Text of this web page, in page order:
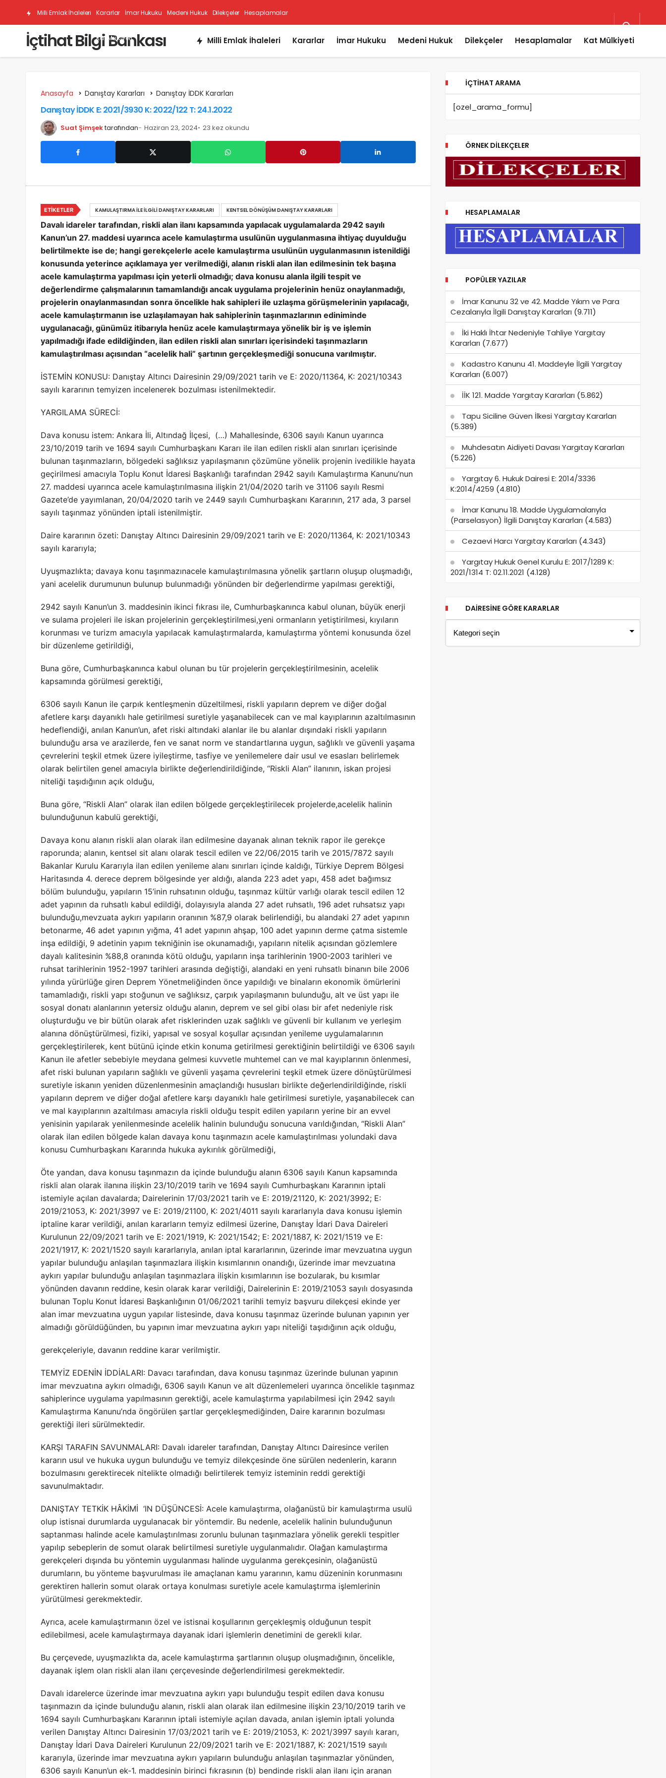
Milli Emlak İhaleleri Kararlar İmar Hukuku Medeni Hukuk Dilekçeler Hesaplamalar
Kat Mülkiyeti
İçtihat Bilgi Bankası Milli Emlak İhaleleri Kararlar İmar Hukuku Medeni Hukuk Dilekçeler Hesaplamalar Kat Mülkiyeti
Anasayfa Danıştay Kararları Danıştay İDDK Kararları
Danıştay İDDK E: 2021/3930 K: 2022/122 T: 24.1.2022
Suat Şimşektarafından Haziran 23, 2024 23 kez okundu
Davalı idareler tarafından, riskli alan ilanı kapsamında yapılacak uygulamalarda 2942 sayılı
Kanun’un 27. maddesi uyarınca acele kamulaştırma usulünün uygulanmasına ihtiyaç duyulduğu
belirtilmekte ise de; hangi gerekçelerle acele kamulaştırma usulünün uygulanmasının istenildiği
konusunda yeterince açıklamaya yer verilmediği, alanın riskli alan ilan edilmesinin tek başına
acele kamulaştırma yapılması için yeterli olmadığı; dava konusu alanla ilgili tespit ve
değerlendirme çalışmalarının tamamlandığı ancak uygulama projelerinin henüz onaylanmadığı,
projelerin onaylanmasından sonra öncelikle hak sahipleri ile uzlaşma görüşmelerinin yapılacağı,
acele kamulaştırmanın ise uzlaşılamayan hak sahiplerinin taşınmazlarının ediniminde
uygulanacağı, günümüz itibarıyla henüz acele kamulaştırmaya yönelik bir iş ve işlemin
yapılmadığı ifade edildiğinden, ilan edilen riskli alan sınırları içerisindeki taşınmazların
kamulaştırılması açısından “acelelik hali” şartının gerçekleşmediği sonucuna varılmıştır.
İSTEMİN KONUSU: Danıştay Altıncı Dairesinin 29/09/2021 tarih ve E: 2020/11364, K: 2021/10343
sayılı kararının temyizen incelenerek bozulması istenilmektedir.
YARGILAMA SÜRECİ:
Dava konusu istem: Ankara İli, Altındağ İlçesi, (…) Mahallesinde, 6306 sayılı Kanun uyarınca
23/10/2019 tarih ve 1694 sayılı Cumhurbaşkanı Kararı ile ilan edilen riskli alan sınırları içerisinde
bulunan taşınmazların, bölgedeki sağlıksız yapılaşmanın çözümüne yönelik projenin ivedilikle hayata
geçirilmesi amacıyla Toplu Konut İdaresi Başkanlığı tarafından 2942 sayılı Kamulaştırma Kanunu’nun
27. maddesi uyarınca acele kamulaştırılmasına ilişkin 21/04/2020 tarih ve 31106 sayılı Resmi
Gazete’de yayımlanan, 20/04/2020 tarih ve 2449 sayılı Cumhurbaşkanı Kararının, 217 ada, 3 parsel
sayılı taşınmaz yönünden iptali istenilmiştir.
Daire kararının özeti: Danıştay Altıncı Dairesinin 29/09/2021 tarih ve E: 2020/11364, K: 2021/10343
sayılı kararıyla;
Uyuşmazlıkta; davaya konu taşınmazınacele kamulaştırılmasına yönelik şartların oluşup oluşmadığı,
yani acelelik durumunun bulunup bulunmadığı yönünden bir değerlendirme yapılması gerektiği,
2942 sayılı Kanun’un 3. maddesinin ikinci fıkrası ile, Cumhurbaşkanınca kabul olunan, büyük enerji
ve sulama projeleri ile iskan projelerinin gerçekleştirilmesi,yeni ormanların yetiştirilmesi, kıyıların
korunması ve turizm amacıyla yapılacak kamulaştırmalarda, kamulaştırma yöntemi konusunda özel
bir düzenleme getirildiği,
Buna göre, Cumhurbaşkanınca kabul olunan bu tür projelerin gerçekleştirilmesinin, acelelik
kapsamında görülmesi gerektiği,
6306 sayılı Kanun ile çarpık kentleşmenin düzeltilmesi, riskli yapıların deprem ve diğer doğal
afetlere karşı dayanıklı hale getirilmesi suretiyle yaşanabilecek can ve mal kayıplarının azaltılmasının
hedeflendiği, anılan Kanun’un, afet riski altındaki alanlar ile bu alanlar dışındaki riskli yapıların
bulunduğu arsa ve arazilerde, fen ve sanat norm ve standartlarına uygun, sağlıklı ve güvenli yaşama
çevrelerini teşkil etmek üzere iyileştirme, tasfiye ve yenilemelere dair usul ve esasları belirlemek
olarak belirtilen genel amacıyla birlikte değerlendirildiğinde, “Riskli Alan” ilanının, iskan projesi
niteliği taşıdığının açık olduğu,
Buna göre, “Riskli Alan” olarak ilan edilen bölgede gerçekleştirilecek projelerde,acelelik halinin
bulunduğunun kabulü gerektiği,
Davaya konu alanın riskli alan olarak ilan edilmesine dayanak alınan teknik rapor ile gerekçe
raporunda; alanın, kentsel sit alanı olarak tescil edilen ve 22/06/2015 tarih ve 2015/7872 sayılı
Bakanlar Kurulu Kararıyla ilan edilen yenileme alanı sınırları içinde kaldığı, Türkiye Deprem Bölgesi
Haritasında 4. derece deprem bölgesinde yer aldığı, alanda 223 adet yapı, 458 adet bağımsız
bölüm bulunduğu, yapıların 15’inin ruhsatının olduğu, taşınmaz kültür varlığı olarak tescil edilen 12
adet yapının da ruhsatlı kabul edildiği, dolayısıyla alanda 27 adet ruhsatlı, 196 adet ruhsatsız yapı
bulunduğu,mevzuata aykırı yapıların oranının %87,9 olarak belirlendiği, bu alandaki 27 adet yapının
betonarme, 46 adet yapının yığma, 41 adet yapının ahşap, 100 adet yapının derme çatma sistemle
inşa edildiği, 9 adetinin yapım tekniğinin ise okunamadığı, yapıların nitelik açısından gözlemlere
dayalı kalitesinin %88,8 oranında kötü olduğu, yapıların inşa tarihlerinin 1900-2003 tarihleri ve
ruhsat tarihlerinin 1952-1997 tarihleri arasında değiştiği, alandaki en yeni ruhsatlı binanın bile 2006
yılında yürürlüğe giren Deprem Yönetmeliğinden önce yapıldığı ve binaların ekonomik ömürlerini
tamamladığı, riskli yapı stoğunun ve sağlıksız, çarpık yapılaşmanın bulunduğu, alt ve üst yapı ile
sosyal donatı alanlarının yetersiz olduğu alanın, deprem ve sel gibi olası bir afet nedeniyle risk
oluşturduğu ve bir bütün olarak afet risklerinden uzak sağlıklı ve güvenli bir kullanım ve yerleşim
alanına dönüştürülmesi, fiziki, yapısal ve sosyal koşullar açısından yenileme uygulamalarının
gerçekleştirilerek, kent bütünü içinde etkin konuma getirilmesi gerektiğinin belirtildiği ve 6306 sayılı
Kanun ile afetler sebebiyle meydana gelmesi kuvvetle muhtemel can ve mal kayıplarının önlenmesi,
afet riski bulunan yapıların sağlıklı ve güvenli yaşama çevrelerini teşkil etmek üzere dönüştürülmesi
suretiyle iskanın yeniden düzenlenmesinin amaçlandığı hususları birlikte değerlendirildiğinde, riskli
yapıların deprem ve diğer doğal afetlere karşı dayanıklı hale getirilmesi suretiyle, yaşanabilecek can
ve mal kayıplarının azaltılması amacıyla riskli olduğu tespit edilen yapıların yerine bir an evvel
yenisinin yapılarak yenilenmesinde acelelik halinin bulunduğu sonucuna varıldığından, “Riskli Alan”
olarak ilan edilen bölgede kalan davaya konu taşınmazın acele kamulaştırılması yolundaki dava
konusu Cumhurbaşkanı Kararında hukuka aykırılık görülmediği,
Öte yandan, dava konusu taşınmazın da içinde bulunduğu alanın 6306 sayılı Kanun kapsamında
riskli alan olarak ilanına ilişkin 23/10/2019 tarih ve 1694 sayılı Cumhurbaşkanı Kararının iptali
istemiyle açılan davalarda; Dairelerinin 17/03/2021 tarih ve E: 2019/21120, K: 2021/3992; E:
2019/21053, K: 2021/3997 ve E: 2019/21100, K: 2021/4011 sayılı kararlarıyla dava konusu işlemin
iptaline karar verildiği, anılan kararların temyiz edilmesi üzerine, Danıştay İdari Dava Daireleri
Kurulunun 22/09/2021 tarih ve E: 2021/1919, K: 2021/1542; E: 2021/1887, K: 2021/1519 ve E:
2021/1917, K: 2021/1520 sayılı kararlarıyla, anılan iptal kararlarının, üzerinde imar mevzuatına uygun
yapılar bulunduğu anlaşılan taşınmazlara ilişkin kısımlarının onandığı, üzerinde imar mevzuatına
aykırı yapılar bulunduğu anlaşılan taşınmazlara ilişkin kısımlarının ise bozularak, bu kısımlar
yönünden davanın reddine, kesin olarak karar verildiği, Dairelerinin E: 2019/21053 sayılı dosyasında
bulunan Toplu Konut İdaresi Başkanlığının 01/06/2021 tarihli temyiz başvuru dilekçesi ekinde yer
alan imar mevzuatına uygun yapılar listesinde, dava konusu taşınmaz üzerinde bulunan yapının yer
almadığı görüldüğünden, bu yapının imar mevzuatına aykırı yapı niteliği taşıdığının açık olduğu,
gerekçeleriyle, davanın reddine karar verilmiştir.
TEMYİZ EDENİN İDDİALARI: Davacı tarafından, dava konusu taşınmaz üzerinde bulunan yapının
imar mevzuatına aykırı olmadığı, 6306 sayılı Kanun ve alt düzenlemeleri uyarınca öncelikle taşınmaz
sahiplerince uygulama yapılmasının gerektiği, acele kamulaştırma yapılabilmesi için 2942 sayılı
Kamulaştırma Kanunu’nda öngörülen şartlar gerçekleşmediğinden, Daire kararının bozulması
gerektiği ileri sürülmektedir.
KARŞI TARAFIN SAVUNMALARI: Davalı idareler tarafından, Danıştay Altıncı Dairesince verilen
kararın usul ve hukuka uygun bulunduğu ve temyiz dilekçesinde öne sürülen nedenlerin, kararın
bozulmasını gerektirecek nitelikte olmadığı belirtilerek temyiz isteminin reddi gerektiği
savunulmaktadır.
DANIŞTAY TETKİK HÂKİMİ ‘IN DÜŞÜNCESİ: Acele kamulaştırma, olağanüstü bir kamulaştırma usulü
olup istisnai durumlarda uygulanacak bir yöntemdir. Bu nedenle, acelelik halinin bulunduğunun
saptanması halinde acele kamulaştırılması zorunlu bulunan taşınmazlara yönelik gerekli tespitler
yapılıp sebeplerin de somut olarak belirtilmesi suretiyle uygulanmalıdır. Olağan kamulaştırma
gerekçeleri dışında bu yöntemin uygulanması halinde uygulanma gerekçesinin, olağanüstü
durumların, bu yönteme başvurulması ile amaçlanan kamu yararının, kamu düzeninin korunmasını
gerektiren hallerin somut olarak ortaya konulması suretiyle acele kamulaştırma işlemlerinin
yürütülmesi gerekmektedir.
Ayrıca, acele kamulaştırmanın özel ve istisnai koşullarının gerçekleşmiş olduğunun tespit
edilebilmesi, acele kamulaştırmaya dayanak idari işlemlerin denetimini de gerekli kılar.
Bu çerçevede, uyuşmazlıkta da, acele kamulaştırma şartlarının oluşup oluşmadığının, öncelikle,
dayanak işlem olan riskli alan ilanı çerçevesinde değerlendirilmesi gerekmektedir.
Davalı idarelerce üzerinde imar mevzuatına aykırı yapı bulunduğu tespit edilen dava konusu
taşınmazın da içinde bulunduğu alanın, riskli alan olarak ilan edilmesine ilişkin 23/10/2019 tarih ve
1694 sayılı Cumhurbaşkanı Kararının iptali istemiyle açılan davada, anılan işlemin iptali yolunda
verilen Danıştay Altıncı Dairesinin 17/03/2021 tarih ve E: 2019/21053, K: 2021/3997 sayılı kararı,
Danıştay İdari Dava Daireleri Kurulunun 22/09/2021 tarih ve E: 2021/1887, K: 2021/1519 sayılı
kararıyla, üzerinde imar mevzuatına aykırı yapıların bulunduğu anlaşılan taşınmazlar yönünden,
6306 sayılı Kanun’un ek-1. maddesinin birinci fıkrasının (b) bendinde riskli alan ilanı için aranan
ETIKETLER KAMULAŞTIRMA İLE İLGILI DANIŞTAY KARARLARI KENTSEL DÖNÜŞÜM DANIŞTAY KARARLARI
İÇTIHAT ARAMA
[ozel_arama_formu]
ÖRNEK DILEKÇELER
HESAPLAMALAR
POPÜLER YAZILAR
İmar Kanunu 32 ve 42. Madde Yıkım ve Para
Cezalarıyla İlgili Danıştay Kararları (9.711)
İki Haklı İhtar Nedeniyle Tahliye Yargıtay
Kararları (7.677)
Kadastro Kanunu 41. Maddeyle İlgili Yargıtay
Kararları (6.007)
İİK 121. Madde Yargıtay Kararları (5.862)
Tapu Siciline Güven İlkesi Yargıtay Kararları
(5.389)
Muhdesatın Aidiyeti Davası Yargıtay Kararları
(5.226)
Yargıtay 6. Hukuk Dairesi E: 2014/3336
K:2014/4259 (4.810)
İmar Kanunu 18. Madde Uygulamalarıyla
(Parselasyon) İlgili Danıştay Kararları (4.583)
Cezaevi Harcı Yargıtay Kararları (4.343)
Yargıtay Hukuk Genel Kurulu E: 2017/1289 K:
2021/1314 T: 02.11.2021 (4.128)
DAIRESINE GÖRE KARARLAR